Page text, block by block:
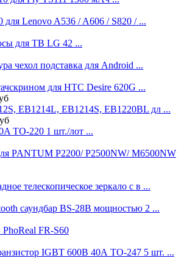
для Lenovo A536 / A606 / S820 / ...
для ТВ LG 42 ...
чехол подставка для Android ...
для HTC Desire 620G ...
EB1214L, EB1214S, EB1220BL дл ...
TO-220 1 шт./лот ...
PANTUM P2200/ P2500NW/ M6500NW
телескопическое зеркало с в ...
саундбар BS-28B мощностью 2 ...
FR-S60
IGBT 600В 40А TO-247 5 шт. ...